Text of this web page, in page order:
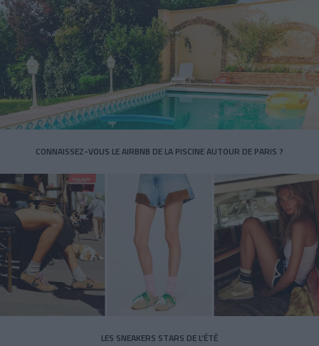
CONNAISSEZ-VOUS LE AIRBNB DE LA PISCINE AUTOUR DE PARIS ?
LES SNEAKERS STARS DE L’ÉTÉ